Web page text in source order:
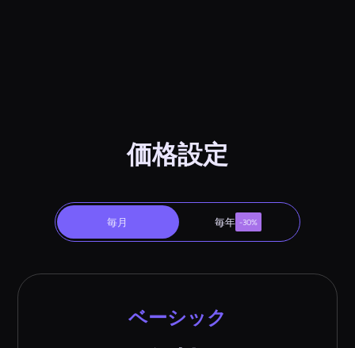
価格設定
毎月 毎年 -30%
ベーシック